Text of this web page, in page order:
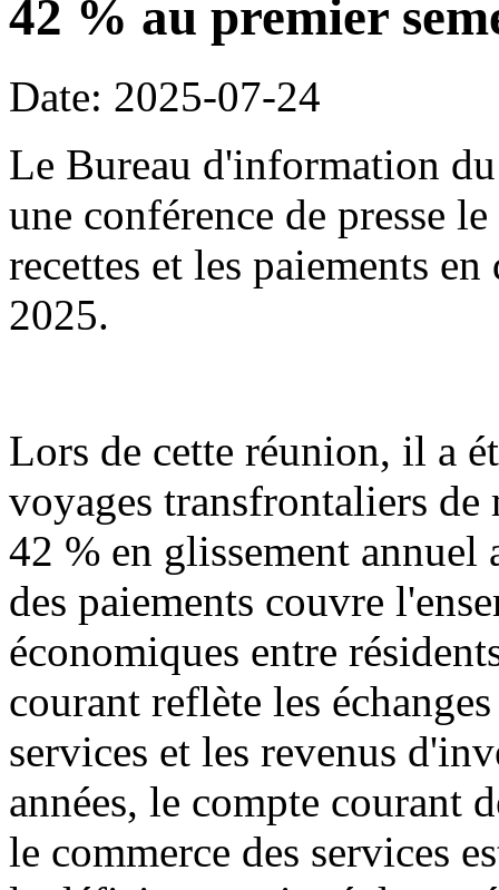
42 % au premier
Date: 2025-07-24
Le Bureau d'information
une conférence de presse
recettes et les paiements
2025.
Lors de cette réunion, il a
voyages transfrontaliers de
42 % en glissement annuel
des paiements couvre
économiques entre
courant reflète les
services et les revenus
années, le compte courant
le commerce des services